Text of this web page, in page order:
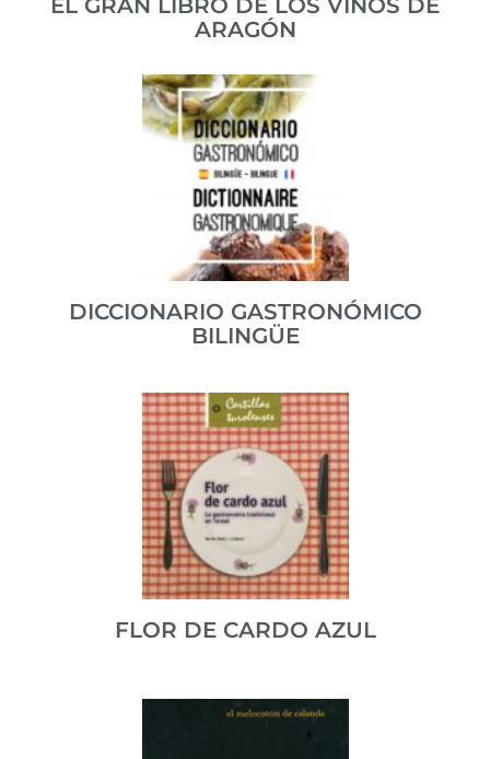
EL GRAN LIBRO DE LOS VINOS DE
ARAGÓN
Aborda el futuro más inmediato y la historia del vino
aragonés.
ISBN 84-95349-14-0
VER PUBLICACIÓN
DICCIONARIO GASTRONÓMICO
BILINGÜE
Un práctico diccionario en español y francés con más
de 500 vocablos relacionados con la restauración y la
gastronomía.
VER PUBLICACIÓN
FLOR DE CARDO AZUL